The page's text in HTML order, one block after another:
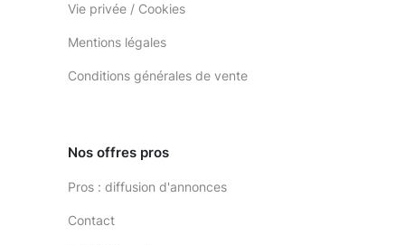
Vie privée / Cookies
Mentions légales
Conditions générales de vente
Nos offres pros
Pros : diffusion d'annonces
Contact